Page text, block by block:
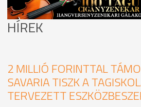
HÍREK
2 MILLIÓ FORINTTAL
SAVARIA TISZK A
TERVEZETT